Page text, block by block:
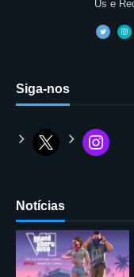
Us e
Siga-nos
Notícias